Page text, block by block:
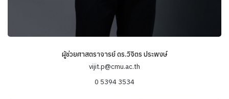
ผู้ช่วยศาสตราจารย์ ดร.วิจิตร ประพงษ์
vijit.p@cmu.ac.th
0 5394 3534